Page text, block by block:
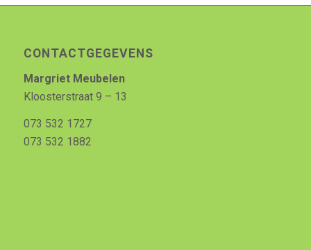
CONTACTGEGEVENS
Margriet Meubelen
Kloosterstraat 9 – 13
073 532 1727
073 532 1882